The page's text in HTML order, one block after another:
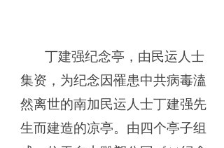
丁建强纪念亭，由民运人士
集资，为纪念因罹患中共病毒溘
然离世的南加民运人士丁建强先
生而建造的凉亭。由四个亭子组